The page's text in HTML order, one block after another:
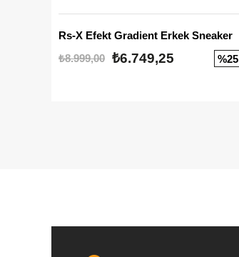
Rs-X Efekt Gradient Erkek Sneaker
₺8.999,00 ₺6.749,25 %25